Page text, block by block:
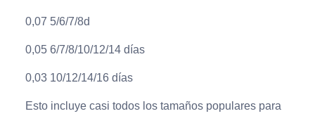
0,07 5/6/7/8d
0,05 6/7/8/10/12/14 días
0,03 10/12/14/16 días
Esto incluye casi todos los tamaños populares para